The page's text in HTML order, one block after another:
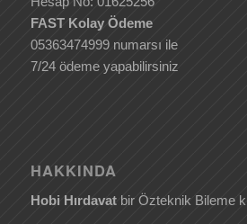
FAST Kolay Ödeme
05363474999 numarsı ile
7/24 ödeme yapabilirsiniz
HAKKINDA
Hobi Hırdavatbir Özteknik Bileme